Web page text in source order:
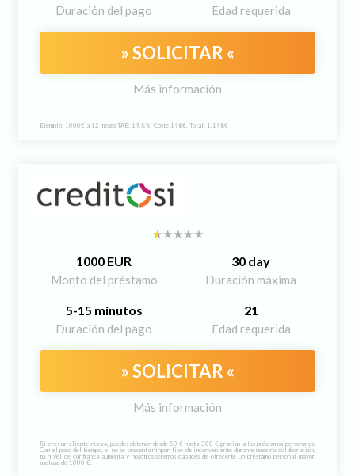
Duración del pago Edad requerida
» SOLICITAR «
Más información
Ejemplo: 1000€ a 12 meses TAE: 19.8%. Coste 198€. Total: 1.198€
1000 EUR
Monto del préstamo
30 day
Duración máxima
5-15 minutos
Duración del pago
21
Edad requerida
» SOLICITAR «
Más información
Si eres un cliente nuevo, puedes obtener desde 50 € hasta 300 € gracias a los préstamos personales.
Con el paso del tiempo, si no se presenta ningún tipo de inconveniente durante nuestra colaboración,
tu nivel de confianza aumenta y nosotros seremos capaces de ofrecerte un préstamo personal mayor,
incluso de 1000 €.